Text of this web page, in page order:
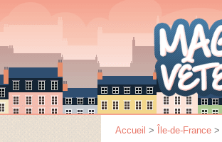
Accueil > Île-de-France >